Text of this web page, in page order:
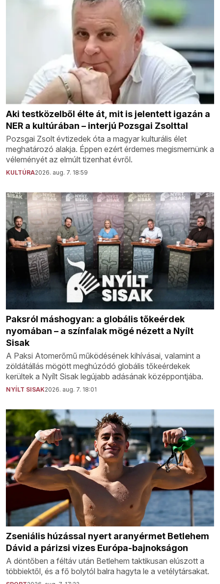
Aki testközelből élte át, mit is jelentett igazán a
NER a kultúrában – interjú Pozsgai Zsolttal
Pozsgai Zsolt évtizedek óta a magyar kulturális élet
meghatározó alakja. Éppen ezért érdemes megismernünk a
véleményét az elmúlt tizenhat évről.
KULTÚRA2026. aug. 7. 18:59
Paksról máshogyan: a globális tőkeérdek
nyomában – a színfalak mögé nézett a Nyílt
Sisak
A Paksi Atomerőmű működésének kihívásai, valamint a
zöldátállás mögött meghúzódó globális tőkeérdekek
kerültek a Nyílt Sisak legújabb adásának középpontjába.
NYÍLT SISAK2026. aug. 7. 18:01
Zseniális húzással nyert aranyérmet Betlehem
Dávid a párizsi vizes Európa-bajnokságon
A döntőben a féltáv után Betlehem taktikusan elúszott a
többiektől, és a fő bolytól balra hagyta le a vetélytársakat.